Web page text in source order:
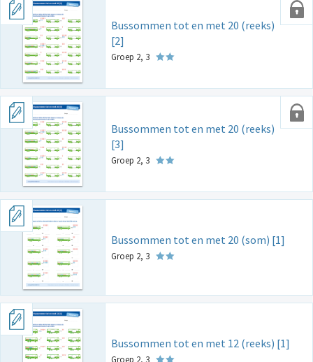
Bussommen tot en met 20 (reeks)
[2]
Groep 2, 3
Bussommen tot en met 20 (reeks)
[3]
Groep 2, 3
Bussommen tot en met 20 (som) [1]
Groep 2, 3
Bussommen tot en met 12 (reeks) [1]
Groep 2, 3